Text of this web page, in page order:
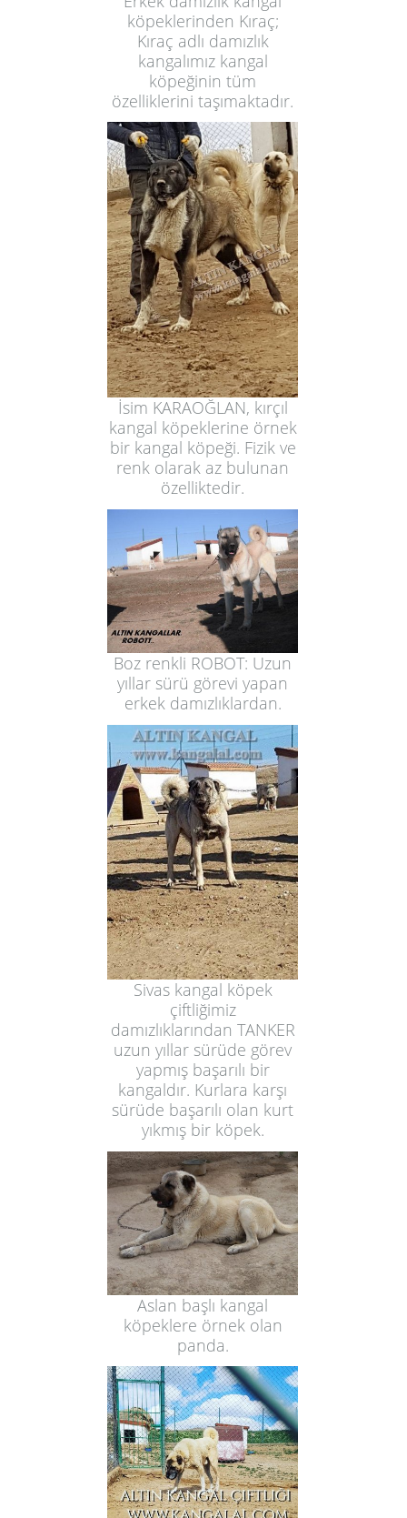
köpeklerinden Kıraç;
Kıraç adlı damızlık
kangalımız kangal
köpeğinin tüm
özelliklerini taşımaktadır.
İsim KARAOĞLAN, kırçıl
kangal köpeklerine örnek
bir kangal köpeği. Fizik ve
renk olarak az bulunan
özelliktedir.
Boz renkli ROBOT: Uzun
yıllar sürü görevi yapan
erkek damızlıklardan.
Sivas kangal köpek
çiftliğimiz
damızlıklarından TANKER
uzun yıllar sürüde görev
yapmış başarılı bir
kangaldır. Kurlara karşı
sürüde başarılı olan kurt
yıkmış bir köpek.
Aslan başlı kangal
köpeklere örnek olan
panda.